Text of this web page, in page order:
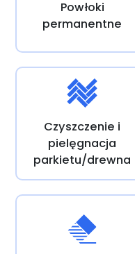
Powłoki
permanentne
Czyszczenie i
pielęgnacja
parkietu/drewna